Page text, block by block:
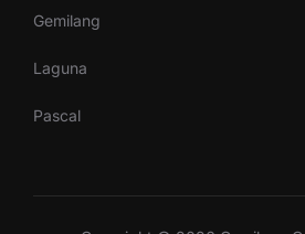
Gemilang
Laguna
Pascal